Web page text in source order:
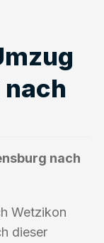
nach
Wetzikon
dieser